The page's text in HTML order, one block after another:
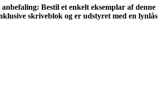
Bestil et enkelt eksemplar af
skriveblok og er udstyret med en